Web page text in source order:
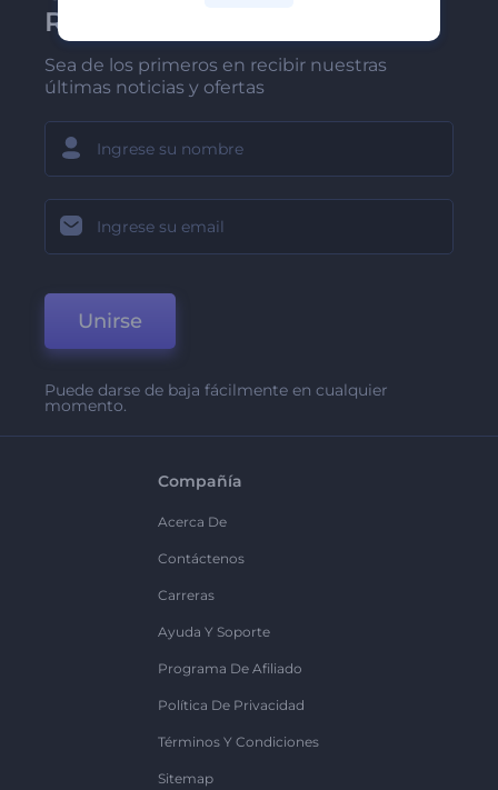
Renderforest
Sea de los primeros en recibir nuestras
últimas noticias y ofertas
Unirse
Puede darse de baja fácilmente en cualquier
momento.
Compañía
Acerca De
Contáctenos
Carreras
Ayuda Y Soporte
Programa De Afiliado
Política De Privacidad
Términos Y Condiciones
Sitemap